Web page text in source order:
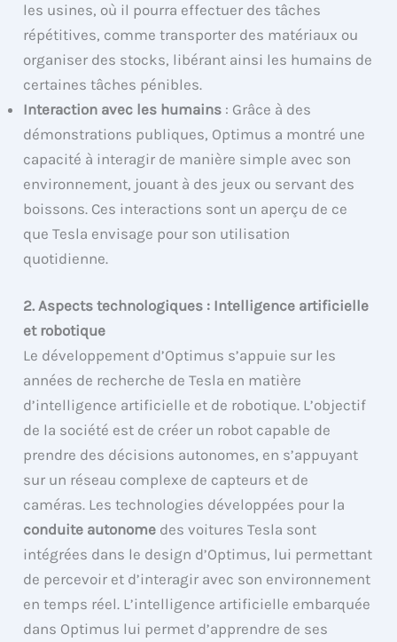
les usines, où il pourra effectuer des tâches
répétitives, comme transporter des matériaux ou
organiser des stocks, libérant ainsi les humains de
certaines tâches pénibles.
Interaction avec les humains : Grâce à des
démonstrations publiques, Optimus a montré une
capacité à interagir de manière simple avec son
environnement, jouant à des jeux ou servant des
boissons. Ces interactions sont un aperçu de ce
que Tesla envisage pour son utilisation
quotidienne.
2. Aspects technologiques : Intelligence artificielle
et robotique
Le développement d’Optimus s’appuie sur les
années de recherche de Tesla en matière
d’intelligence artificielle et de robotique. L’objectif
de la société est de créer un robot capable de
prendre des décisions autonomes, en s’appuyant
sur un réseau complexe de capteurs et de
caméras. Les technologies développées pour la
conduite autonome des voitures Tesla sont
intégrées dans le design d’Optimus, lui permettant
de percevoir et d’interagir avec son environnement
en temps réel. L’intelligence artificielle embarquée
dans Optimus lui permet d’apprendre de ses